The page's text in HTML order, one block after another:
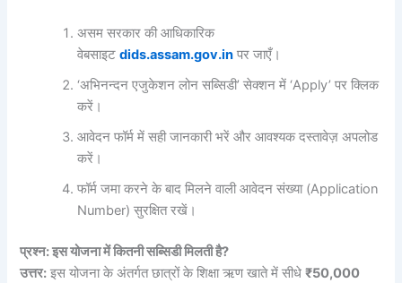
असम सरकार की आधिकारिक
वेबसाइटdids.assam.gov.in पर जाएँ।
‘अभिनन्दन एजुकेशन लोन सब्सिडी’ सेक्शन में ‘Apply’ पर क्लिक
करें।
आवेदन फॉर्म में सही जानकारी भरें और आवश्यक दस्तावेज़ अपलोड
करें।
फॉर्म जमा करने के बाद मिलने वाली आवेदन संख्या (Application
Number) सुरक्षित रखें।
प्रश्न: इस योजना में कितनी सब्सिडी मिलती है?
उत्तर: इस योजना के अंतर्गत छात्रों के शिक्षा ऋण खाते में सीधे₹50,000